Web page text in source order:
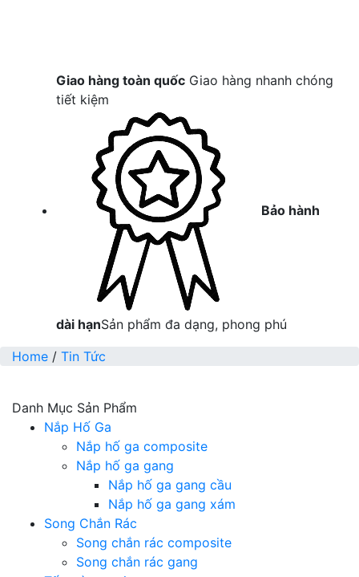
Giao hàng toàn quốc Giao hàng nhanh chóng
tiết kiệm
Bảo hành
dài hạnSản phẩm đa dạng, phong phú
Home / Tin Tức
Danh Mục Sản Phẩm
Nắp Hố Ga
Nắp hố ga composite
Nắp hố ga gang
Nắp hố ga gang cầu
Nắp hố ga gang xám
Song Chắn Rác
Song chắn rác composite
Song chắn rác gang